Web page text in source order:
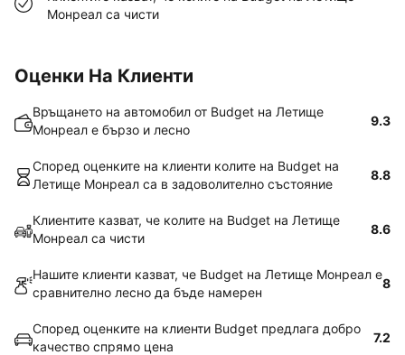
Монреал са чисти
Оценки На Клиенти
Връщането на автомобил от Budget на Летище
Монреал е бързо и лесно
9.3
Според оценките на клиенти колите на Budget на
Летище Монреал са в задоволително състояние
8.8
Клиентите казват, че колите на Budget на Летище
Монреал са чисти
8.6
Нашите клиенти казват, че Budget на Летище Монреал е
сравнително лесно да бъде намерен
8
Според оценките на клиенти Budget предлага добро
качество спрямо цена
7.2